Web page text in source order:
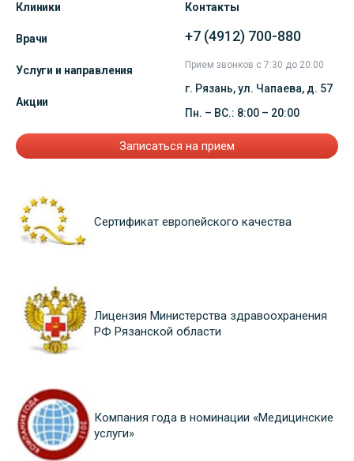
Клиники
Врачи
Услуги и направления
Акции
Контакты
+7 (4912) 700-880
Прием звонков с 7:30 до 20:00
г. Рязань, ул. Чапаева, д. 57
Пн. – ВС.: 8:00 – 20:00
Записаться на прием
Сертификат европейского качества
Лицензия Министерства здравоохранения
РФ Рязанской области
Компания года в номинации «Медицинские
услуги»